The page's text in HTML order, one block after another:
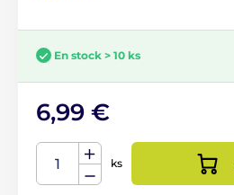
En stock > 10 ks
6,99 €
ks